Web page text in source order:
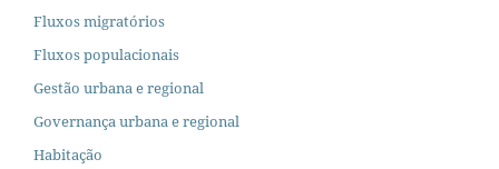
Fluxos migratórios
Fluxos populacionais
Gestão urbana e regional
Governança urbana e regional
Habitação